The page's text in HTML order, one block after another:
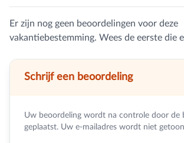
Er zijn nog geen beoordelingen voor deze
vakantiebestemming. Wees de eerste die
Schrijf een beoordeling
Uw beoordeling wordt na controle door de
geplaatst. Uw e-mailadres wordt niet